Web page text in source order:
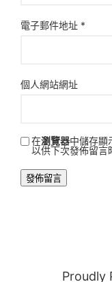
電子郵件地址 *
個人網站網址
在瀏覽器中儲存顯
以供下次發佈留言
Proudly